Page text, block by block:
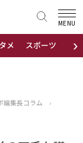
›
メ スポーツ 地域
MENU
集長コラム
›